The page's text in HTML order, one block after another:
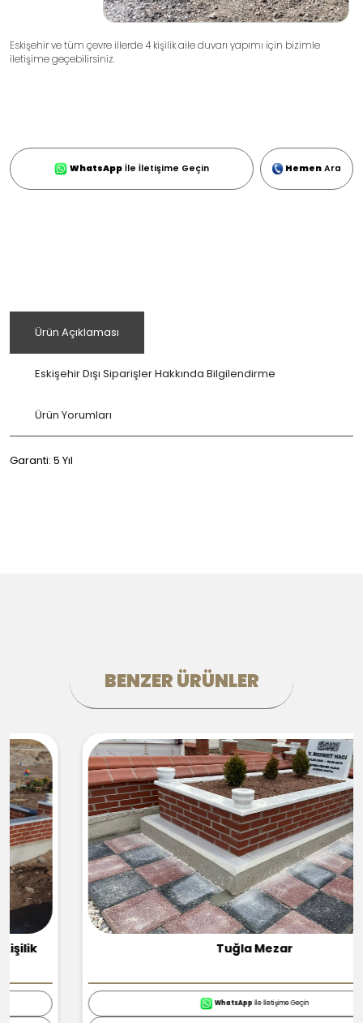
Eskişehir ve tüm çevre illerde 4 kişilik aile duvarı yapımı için bizimle
iletişime geçebilirsiniz.
WhatsApp İle İletişime Geçin Hemen Ara
Ürün Açıklaması
Eskişehir Dışı Siparişler Hakkında Bilgilendirme
Ürün Yorumları
Garanti: 5 Yıl
BENZER ÜRÜNLER
Tuğla Mezar
İle İletişime Geçin